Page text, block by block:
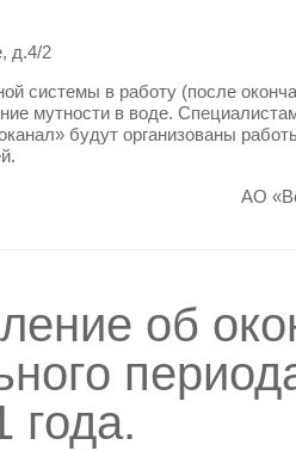
д.4/2
системы в работу (после
мутности в воде.
будут организованы
АО
об
года.